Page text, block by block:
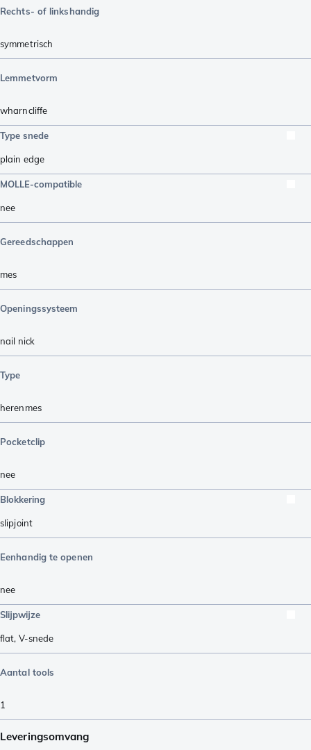
Rechts- of linkshandig
symmetrisch
Lemmetvorm
wharncliffe
Type snede
plain edge
MOLLE-compatible
nee
Gereedschappen
mes
Openingssysteem
nail nick
Type
herenmes
Pocketclip
nee
Blokkering
slipjoint
Eenhandig te openen
nee
Slijpwijze
flat, V-snede
Aantal tools
1
Leveringsomvang